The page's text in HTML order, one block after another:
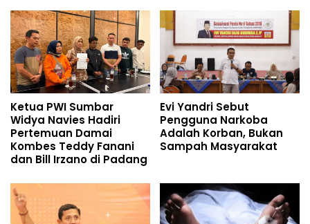
Ketua PWI Sumbar
Widya Navies Hadiri
Pertemuan Damai
Kombes Teddy Fanani
dan Bill Irzano di Padang
Evi Yandri Sebut
Pengguna Narkoba
Adalah Korban, Bukan
Sampah Masyarakat